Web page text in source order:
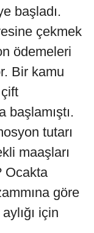
başladı.
çekmek
ödemeleri
Bir kamu
başlamıştı.
tutarı
maaşları
Ocakta
göre
için